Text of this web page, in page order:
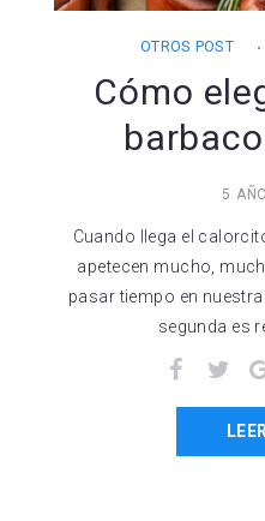
OTROS POST
Cómo
5
Cuando llega el
apetecen mucho,
pasar tiempo en
segunda es
Facebook